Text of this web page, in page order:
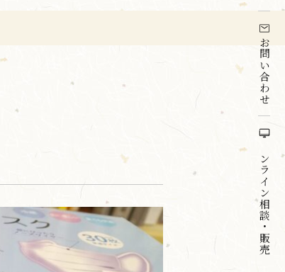
お問い合わせ
オンライン
相談・販売